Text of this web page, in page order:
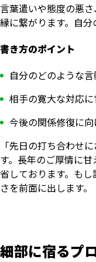
言葉遣いや態度の悪
縁に繋がります。自
書き方のポイント
自分のどのような
相手の寛大な対応に
今後の関係修復に向
「先日の打ち合わせ
す。長年のご厚情に
省しております。も
さを前面に出します。
細部に宿るプ